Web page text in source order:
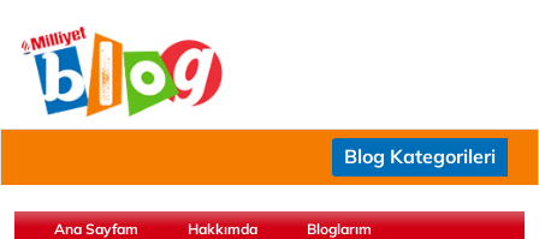
Blog Kategorileri
Ana Sayfam Hakkımda Bloglarım